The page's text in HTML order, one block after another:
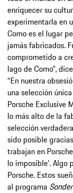
enriquecer su
experimentarla en
Como es el lugar
jamás fabricados.
comprometido a
lago de Como”,
“En nuestra
una selección
Porsche Exclusive
lo más alto de la
selección
sido posible
trabajan en
lo imposible’. Algo
Porsche. Estos
al programa